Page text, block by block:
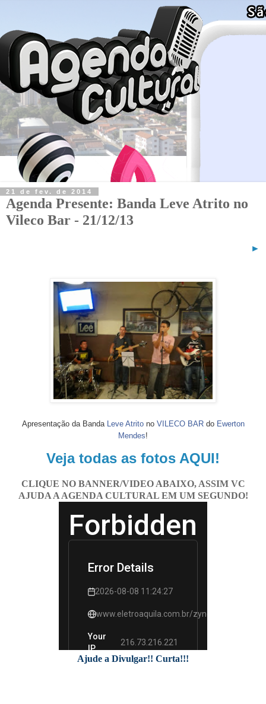
21 de fev. de 2014
Agenda Presente: Banda Leve Atrito no
Vileco Bar - 21/12/13
►
Apresentação da Banda Leve Atritono VILECO BARdo Ewerton
Mendes!
Veja todas as fotos AQUI!
CLIQUE NO BANNER/VIDEO ABAIXO, ASSIM VC
AJUDA A AGENDA CULTURAL EM UM SEGUNDO!
Ajude a Divulgar!! Curta!!!